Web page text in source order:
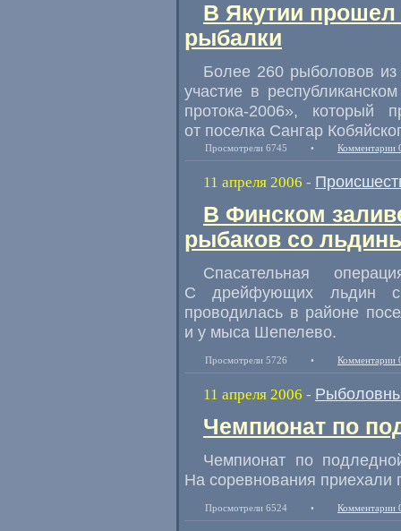
В Якутии
рыбалки
Более 260 рыболовов из
участие в
протока-2006»,
от поселка Сангар
Просмотрели 6745 • Комментарии
11 апреля 2006 -
В Финском
рыбаков со
Спасательная
С дрейфующих льдин
проводилась в районе
и у мыса Шепелево.
Просмотрели 5726 • Комментарии
11 апреля 2006 -
Чемпионат по
Чемпионат по
На соревнования приехали
Просмотрели 6524 • Комментарии